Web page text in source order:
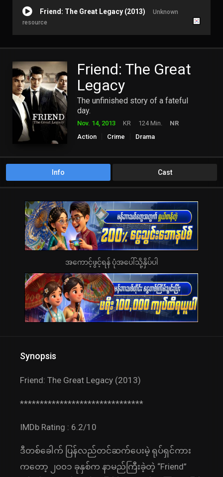
Friend: The Great Legacy (2013)
Unknown
resource
Friend: The Great
Legacy
The unfinished story of a fateful
day.
Nov. 14, 2013 KR 124 Min.
NR
Action
Crime Drama
Info Cast
အကောင့်ဖွင့်ရန် ပုံအပေါ်သို့နှိပ်ပါ
Synopsis
Friend: The Great Legacy (2013)
*******************************
IMDb Rating : 6.2/10
ဒီတစ်ခေါက် ပြန်လည်တင်ဆက်ပေးမဲ့ ရုပ်ရှင်ကား
ကတော့ ၂၀၀၁ ခုနှစ်က နာမည်ကြီးခဲ့တဲ့ “Friend”